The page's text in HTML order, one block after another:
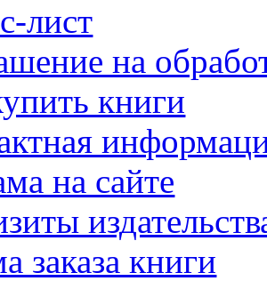
лист
на
книги
на сайте
заказа книги